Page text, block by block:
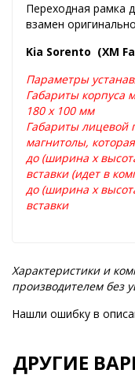
Переходная рамка
взамен
Kia Sorento (XM
Параметры
Габариты корпуса
180 х 100 мм
Габариты лицевой
магнитолы,
до (ширина х
вставки (идет в
до (ширина х
вставки
Характеристики и
производителем без
Нашли ошибку в
ДРУГИЕ